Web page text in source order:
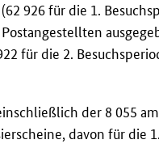
926 für die 1.
für die 2.
der 8 055
davon für die